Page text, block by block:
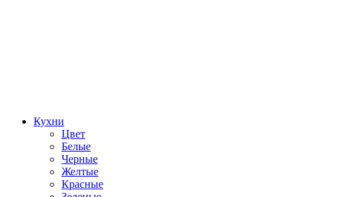
Кухни
Цвет
Белые
Черные
Желтые
Красные